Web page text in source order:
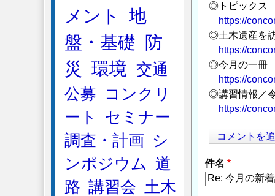
◎トピックス
https://
◎土木遺産を
https://
◎今月の一冊
https://
◎講習情報／
https://
コメントを
件名
メント
地
盤・基礎
防
災
環境 交通
公募
コンクリ
ート
セミナー
調査・計画
シ
ンポジウム 道
路 講習会 土木